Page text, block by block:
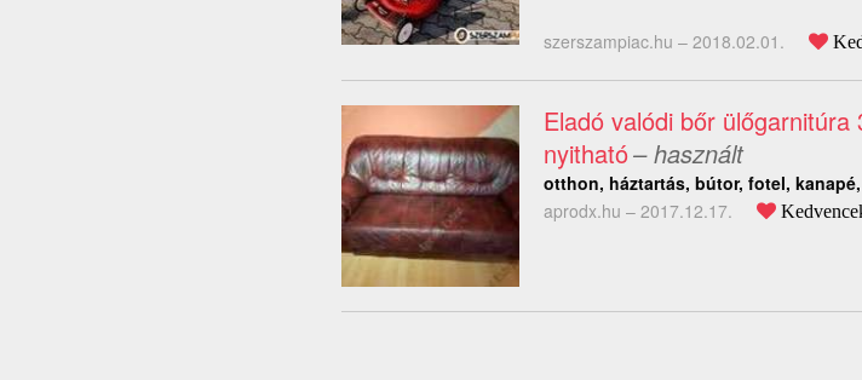
szerszampiac.hu – 2018.02.01.
Eladó valódi bőr
nyitható– használt
otthon, háztartás, bútor, fotel,
aprodx.hu – 2017.12.17.